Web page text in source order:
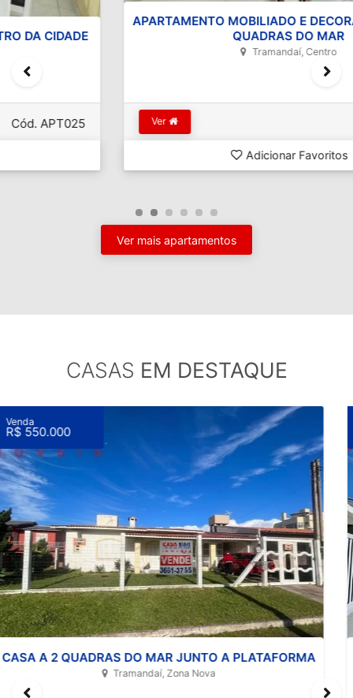
APARTAMENTO MOBILIADO E DECORADO A POUCAS
Ver
Adicionar Favoritos
Ver mais apartamentos
CASAS EM DESTAQUE
CASA DE ALTO PADRÃO EM NOVA TRAMANDAÍ
Tramandaí, Centro
Venda
R$ 799.000